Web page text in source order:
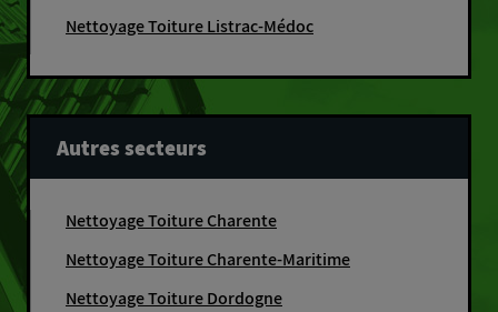
Nettoyage Toiture Listrac-Médoc
Autres secteurs
Nettoyage Toiture Charente
Nettoyage Toiture Charente-Maritime
Nettoyage Toiture Dordogne